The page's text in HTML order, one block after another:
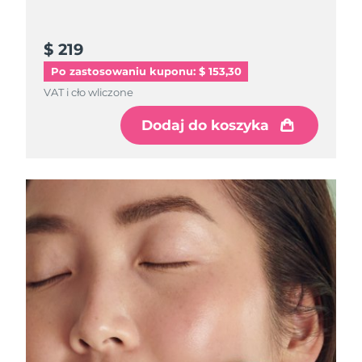
$ 219
Po zastosowaniu kuponu: $ 153,30
VAT i cło wliczone
Dodaj do koszyka
Włochy
Oczekiwany czas dostawy
Oczekiwany czas dostawy
8/12/26
Jersey
8/14/26
Kazachstan
Oczekiwany czas dostawy
8/11/26
Kuwejt
Oczekiwany czas dostawy
8/9/26
Łotwa
Oczekiwany czas dostawy
8/9/26